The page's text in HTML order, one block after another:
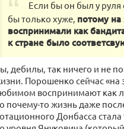
Если бы он был у руля
бы только хуже, потому на
воспринимали как
к стране было
дебилы, так ничего и не
Порошенко сейчас «на
воспринимают как
почему-то жизнь даже
Донбасса